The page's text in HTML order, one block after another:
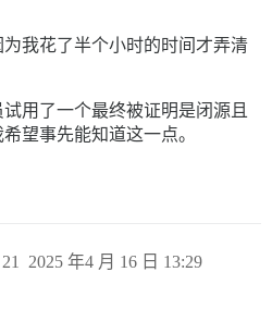
我花了半个小时的时间才弄清
用了一个最终被证明是闭源且
望事先能知道这一点。
2025 年4 月 16 日 13:29
21